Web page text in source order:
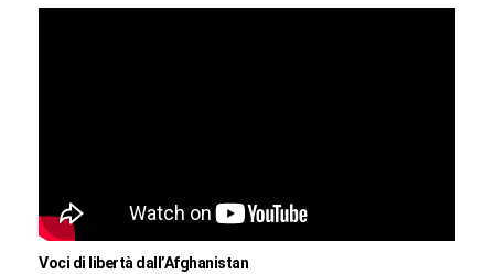
Voci di libertà dall’Afghanistan